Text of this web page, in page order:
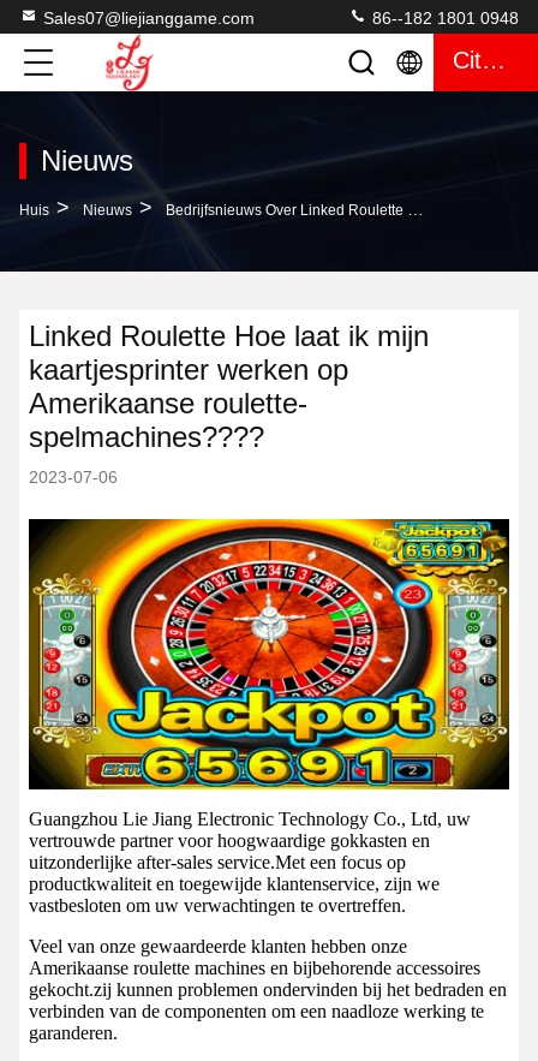
Sales07@liejianggame.com 86--182 1801 0948
Citaat
Nieuws
Huis > Nieuws > Bedrijfsnieuws Over Linked Roulette Hoe Laat Ik Mijn Kaartjesprinter Werken Op Amerikaanse Roulette-Spelmachines????
Linked Roulette Hoe laat ik mijn
kaartjesprinter werken op
Amerikaanse roulette-
spelmachines????
2023-07-06
Guangzhou Lie Jiang Electronic Technology Co., Ltd, uw
vertrouwde partner voor hoogwaardige gokkasten en
uitzonderlijke after-sales service.Met een focus op
productkwaliteit en toegewijde klantenservice, zijn we
vastbesloten om uw verwachtingen te overtreffen.
Veel van onze gewaardeerde klanten hebben onze
Amerikaanse roulette machines en bijbehorende accessoires
gekocht.zij kunnen problemen ondervinden bij het bedraden en
verbinden van de componenten om een naadloze werking te
garanderen.